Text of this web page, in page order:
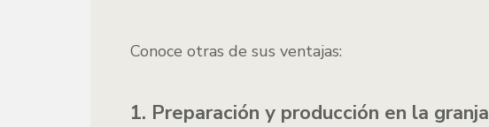
Conoce otras de sus ventajas:
1. Preparación y producción en la granja